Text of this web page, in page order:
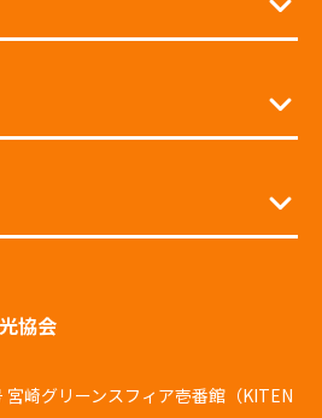
協会
崎グリーンスフィア壱番館（KITEN